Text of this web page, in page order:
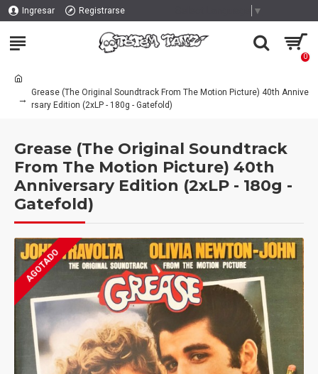
Ingresar Registrarse ▼
0
Grease (The Original Soundtrack From The Motion Picture) 40th Annive
rsary Edition (2xLP - 180g - Gatefold)
Grease (The Original Soundtrack
From The Motion Picture) 40th
Anniversary Edition (2xLP - 180g -
Gatefold)
AGOTADO